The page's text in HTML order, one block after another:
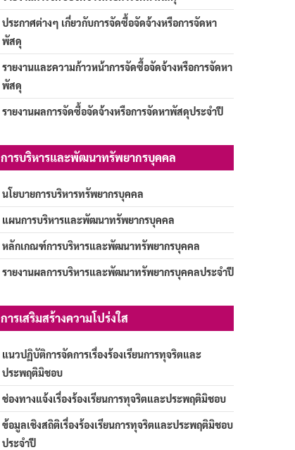
ประกาศต่างๆ เกี่ยวกับการจัดซื้อจัดจ้างหรือการจัดหา
พัสดุ
รายงานและความก้าวหน้าการจัดซื้อจัดจ้างหรือการจัดหา
พัสดุ
รายงานผลการจัดซื้อจัดจ้างหรือการจัดหาพัสดุประจำปี
การบริหารและพัฒนาทรัพยากรบุคคล
นโยบายการบริหารทรัพยากรบุคคล
แผนการบริหารและพัฒนาทรัพยากรบุคคล
หลักเกณฑ์การบริหารและพัฒนาทรัพยากรบุคคล
รายงานผลการบริหารและพัฒนาทรัพยากรบุคคลประจำปี
การเสริมสร้างความโปร่งใส
แนวปฏิบัติการจัดการเรื่องร้องเรียนการทุจริตและ
ประพฤติมิชอบ
ช่องทางแจ้งเรื่องร้องเรียนการทุจริตและประพฤติมิชอบ
ข้อมูลเชิงสถิติเรื่องร้องเรียนการทุจริตและประพฤติมิชอบ
ประจำปี